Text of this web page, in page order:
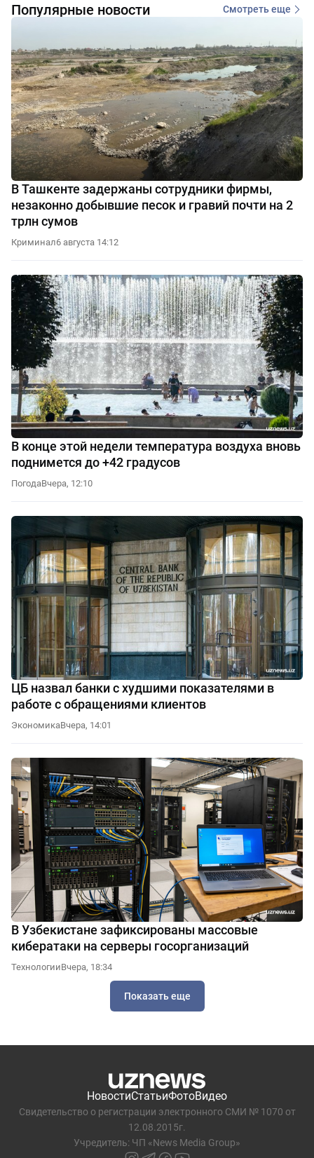
Популярные новости Смотреть еще
В Ташкенте задержаны сотрудники фирмы,
незаконно добывшие песок и гравий почти на 2
трлн сумов
Криминал6 августа 14:12
В конце этой недели температура воздуха вновь
поднимется до +42 градусов
ПогодаВчера, 12:10
ЦБ назвал банки с худшими показателями в
работе с обращениями клиентов
ЭкономикаВчера, 14:01
В Узбекистане зафиксированы массовые
кибератаки на серверы госорганизаций
ТехнологииВчера, 18:34
Показать еще
НовостиСтатьиФотоВидео
Свидетельство о регистрации электронного СМИ № 1070 от
12.08.2015г.
Учредитель: ЧП «News Media Group»